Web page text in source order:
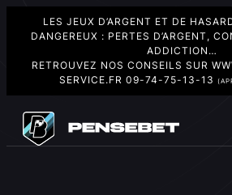
LES JEUX D’ARGENT ET DE
DANGEREUX : PERTES D’ARGENT,
ADDICTION…
RETROUVEZ NOS CONSEILS SUR
SERVICE.FR 09-74-75-13-13
contenu